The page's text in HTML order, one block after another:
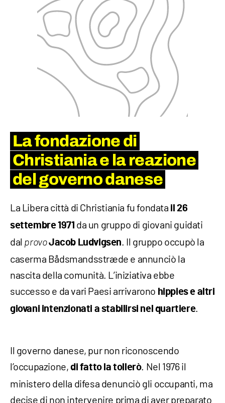
La fondazione di
Christiania e la reazione
del governo danese
La Libera città di Christiania fu fondata il 26
settembre 1971 da un gruppo di giovani guidati
dal provoJacob Ludvigsen. Il gruppo occupò la
caserma Bådsmandsstræde e annunciò la
nascita della comunità. L’iniziativa ebbe
successo e da vari Paesi arrivarono hippies e altri
giovani intenzionati a stabilirsi nel quartiere.
Il governo danese, pur non riconoscendo
l’occupazione, di fatto la tollerò. Nel 1976 il
ministero della difesa denunciò gli occupanti, ma
decise di non intervenire prima di aver preparato